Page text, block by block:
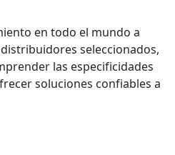
en todo el mundo a
seleccionados,
las especificidades
soluciones confiables a